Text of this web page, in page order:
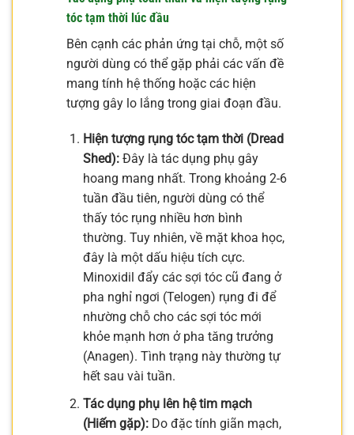
tóc tạm thời lúc đầu
Bên cạnh các phản ứng tại chỗ, một số
người dùng có thể gặp phải các vấn đề
mang tính hệ thống hoặc các hiện
tượng gây lo lắng trong giai đoạn đầu.
Hiện tượng rụng tóc tạm thời (Dread
Shed):Đây là tác dụng phụ gây
hoang mang nhất. Trong khoảng 2-6
tuần đầu tiên, người dùng có thể
thấy tóc rụng nhiều hơn bình
thường. Tuy nhiên, về mặt khoa học,
đây là một dấu hiệu tích cực.
Minoxidil đẩy các sợi tóc cũ đang ở
pha nghỉ ngơi (Telogen) rụng đi để
nhường chỗ cho các sợi tóc mới
khỏe mạnh hơn ở pha tăng trưởng
(Anagen). Tình trạng này thường tự
hết sau vài tuần.
Tác dụng phụ lên hệ tim mạch
(Hiếm gặp):Do đặc tính giãn mạch,